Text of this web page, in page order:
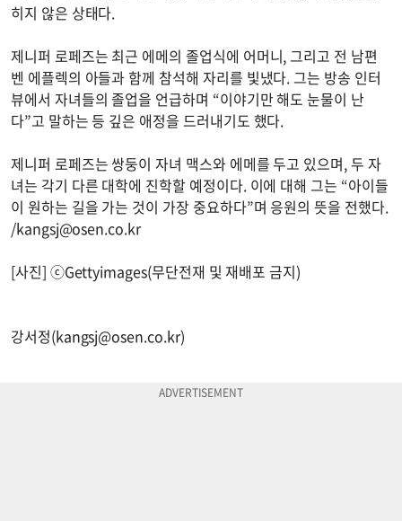
히지 않은 상태다.
제니퍼 로페즈는 최근 에메의 졸업식에 어머니, 그리고 전 남편
벤 에플렉의 아들과 함께 참석해 자리를 빛냈다. 그는 방송 인터
뷰에서 자녀들의 졸업을 언급하며 “이야기만 해도 눈물이 난
다”고 말하는 등 깊은 애정을 드러내기도 했다.
제니퍼 로페즈는 쌍둥이 자녀 맥스와 에메를 두고 있으며, 두 자
녀는 각기 다른 대학에 진학할 예정이다. 이에 대해 그는 “아이들
이 원하는 길을 가는 것이 가장 중요하다”며 응원의 뜻을 전했다.
/kangsj@osen.co.kr
[사진] ⓒGettyimages(무단전재 및 재배포 금지)
강서정(kangsj@osen.co.kr)